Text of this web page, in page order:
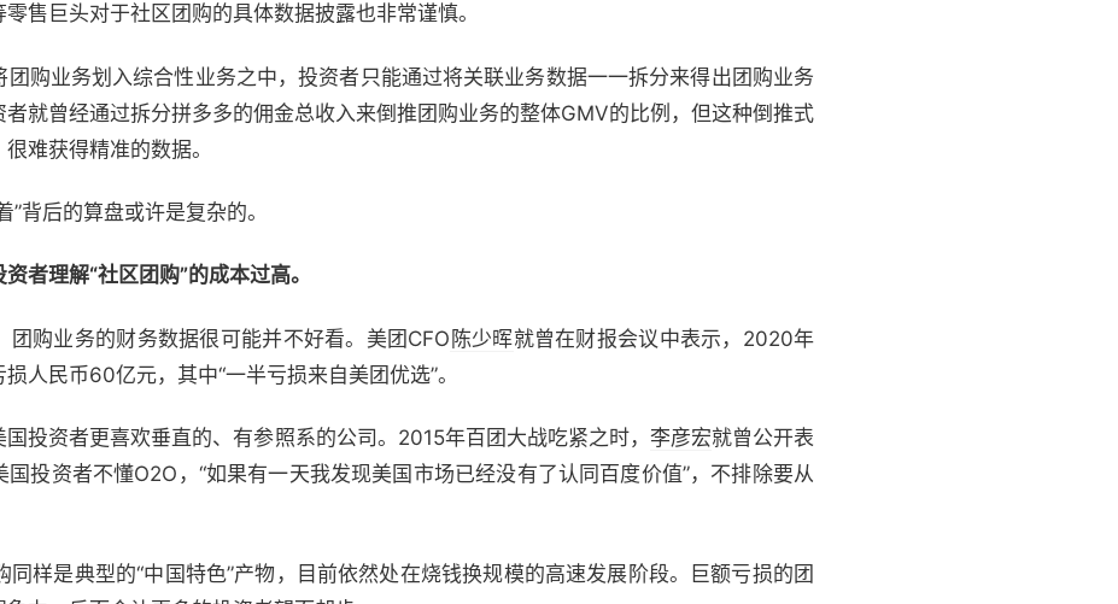
售巨头对于社区团购的具体数据披露也非常谨慎。
购业务划入综合性业务之中，投资者只能通过将关联业务数据一一拆分来得出团购业务
就曾经通过拆分拼多多的佣金总收入来倒推团购业务的整体GMV的比例，但这种倒推式
难获得精准的数据。
背后的算盘或许是复杂的。
者理解“社区团购”的成本过高。
团购业务的财务数据很可能并不好看。美团CFO 陈少晖就曾在财报会议中表示，2020年
人民币60亿元，其中“一半亏损来自美团优选”。
投资者更喜欢垂直的、有参照系的公司。2015年百团大战吃紧之时， 李彦宏就曾公开表
投资者不懂O2O，“如果有一天我发现美国市场已经没有了认同百度价值”，不排除要从
同样是典型的“中国特色”产物，目前依然处在烧钱换规模的高速发展阶段。巨额亏损的团